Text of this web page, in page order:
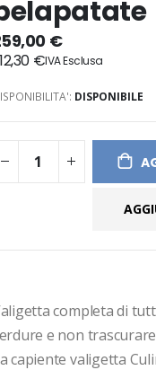
€
€
DISPONIBILE
completa di
e non
capiente valigetta